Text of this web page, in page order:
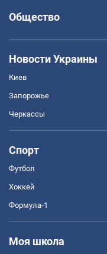
Общество
Новости Украины
Киев
Запорожье
Черкассы
Спорт
Футбол
Хоккей
Формула-1
Моя школа